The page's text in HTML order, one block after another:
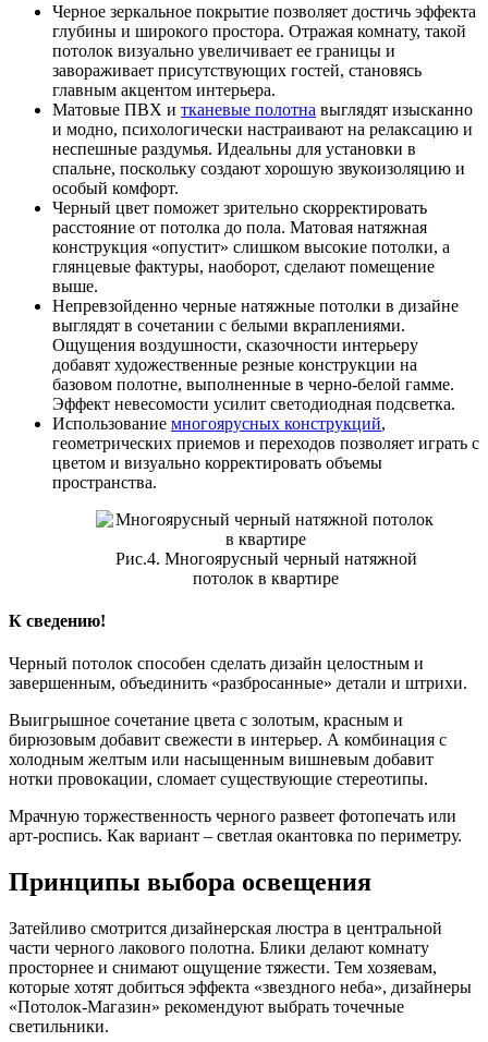
Черное зеркальное покрытие позволяет достичь эффекта
глубины и широкого простора. Отражая комнату, такой
потолок визуально увеличивает ее границы и
завораживает присутствующих гостей, становясь
главным акцентом интерьера.
Матовые ПВХ и тканевые полотна выглядят изысканно
и модно, психологически настраивают на релаксацию и
неспешные раздумья. Идеальны для установки в
спальне, поскольку создают хорошую звукоизоляцию и
особый комфорт.
Черный цвет поможет зрительно скорректировать
расстояние от потолка до пола. Матовая натяжная
конструкция «опустит» слишком высокие потолки, а
глянцевые фактуры, наоборот, сделают помещение
выше.
Непревзойденно черные натяжные потолки в дизайне
выглядят в сочетании с белыми вкраплениями.
Ощущения воздушности, сказочности интерьеру
добавят художественные резные конструкции на
базовом полотне, выполненные в черно-белой гамме.
Эффект невесомости усилит светодиодная подсветка.
Использование многоярусных конструкций,
геометрических приемов и переходов позволяет играть с
цветом и визуально корректировать объемы
пространства.
Рис.4. Многоярусный черный натяжной
потолок в квартире
К сведению!
Черный потолок способен сделать дизайн целостным и
завершенным, объединить «разбросанные» детали и штрихи.
Выигрышное сочетание цвета с золотым, красным и
бирюзовым добавит свежести в интерьер. А комбинация с
холодным желтым или насыщенным вишневым добавит
нотки провокации, сломает существующие стереотипы.
Мрачную торжественность черного развеет фотопечать или
арт-роспись. Как вариант – светлая окантовка по периметру.
Принципы выбора освещения
Затейливо смотрится дизайнерская люстра в центральной
части черного лакового полотна. Блики делают комнату
просторнее и снимают ощущение тяжести. Тем хозяевам,
которые хотят добиться эффекта «звездного неба», дизайнеры
«Потолок-Магазин» рекомендуют выбрать точечные
светильники.